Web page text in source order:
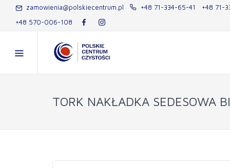
zamowienia@polskiecentrum.pl +48 71-334-65-41
+48 71-
+48 570-006-108
TORK NAKŁADKA SEDESOWA